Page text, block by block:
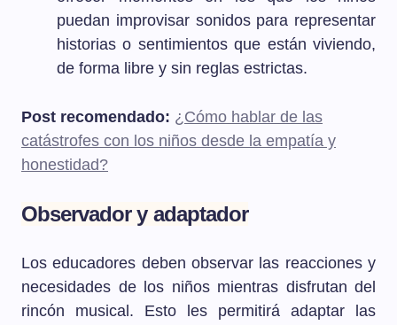
puedan improvisar sonidos para representar
historias o sentimientos que están viviendo,
de forma libre y sin reglas estrictas.
Post recomendado: ¿Cómo hablar de las
catástrofes con los niños desde la empatía y
honestidad?
Observador y adaptador
Los educadores deben observar las reacciones y
necesidades de los niños mientras disfrutan del
rincón musical. Esto les permitirá adaptar las